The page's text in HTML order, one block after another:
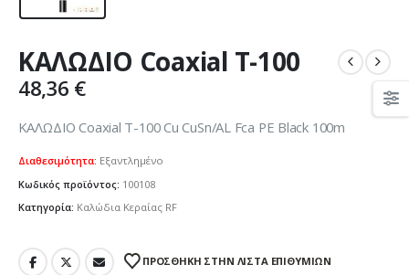
ΚΑΛΩΔΙΟ Coaxial T-100
48,36 €
ΚΑΛΩΔΙΟ Coaxial T-100 Cu CuSn/AL Fca PE Black 100m
Διαθεσιμότητα: Εξαντλημένο
Κωδικός προϊόντος: 100108
Κατηγορία: Καλώδια Κεραίας RF
ΠΡΌΣΘΉΚΗ ΣΤΗΝ ΛΊΣΤΑ ΕΠΙΘΥΜΙΏΝ